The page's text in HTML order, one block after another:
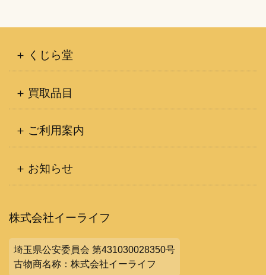
くじら堂
買取品目
ご利用案内
お知らせ
株式会社イーライフ
埼玉県公安委員会 第431030028350号
古物商名称：株式会社イーライフ